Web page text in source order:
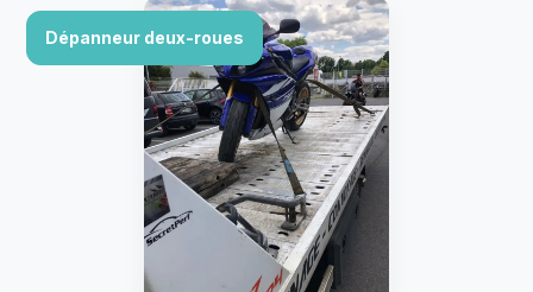
Dépanneur deux-roues